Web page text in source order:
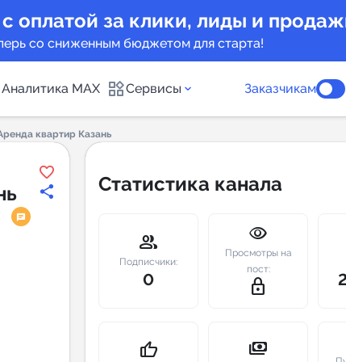
оплатой за клики, лиды и
со сниженным бюджетом для старта!
Аналитика MAX Сервисы
Индекс
Telegram
New
Заказчикам
квартир Казань
Статистика канала
group
Подписчики:
0
visibility
Просмотры на
пост:
lock_outline
thumb_up payments